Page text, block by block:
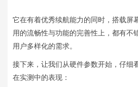
它在有着优秀续航能力的同时，搭载屏
用的流畅性与功能的完善性上，都有不
用户多样化的需求。
接下来，让我们从硬件参数开始，仔细
在实测中的表现：